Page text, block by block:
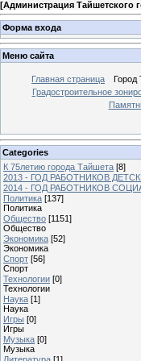
[Администрация Тайшетского
Форма входа
Меню сайта
Главная страница
Градостроительное
Categories
К 75летию города Тайшета [8]
2013 - ГОД РАБОТНИКОВ
2014 - ГОД РАБОТНИКОВ
Политика [137]
Политика
Общество [1151]
Общество
Экономика [52]
Экономика
Спорт [56]
Спорт
Технологии [0]
Технологии
Наука [1]
Наука
Игры [0]
Игры
Музыка [0]
Музыка